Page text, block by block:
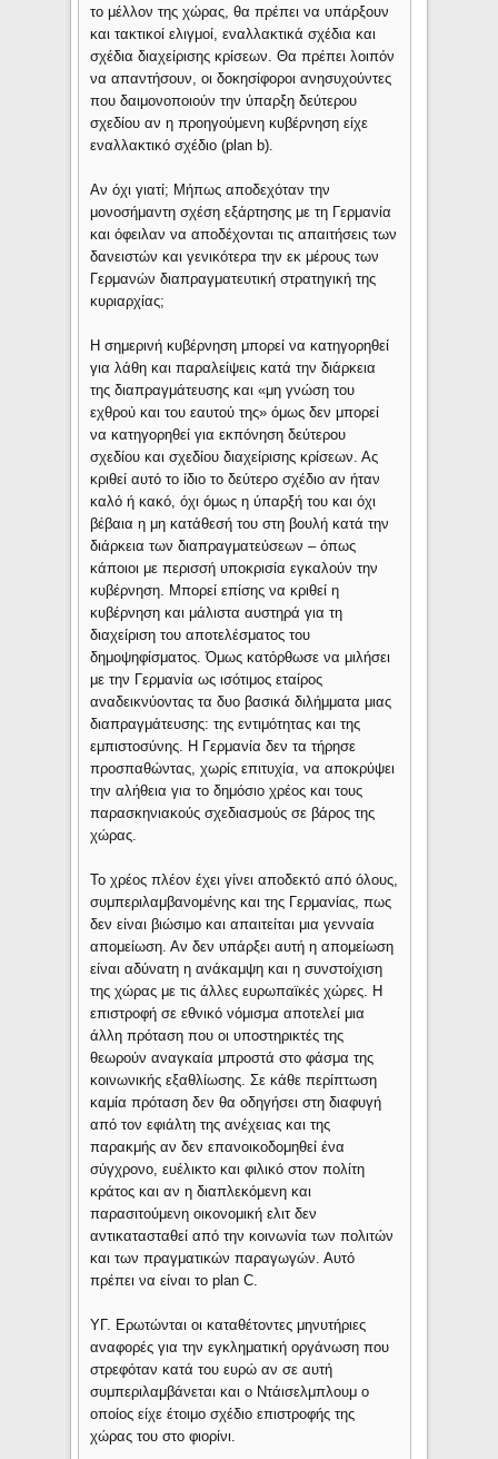
το μέλλον της χώρας, θα πρέπει να υπάρξουν
και τακτικοί ελιγμοί, εναλλακτικά σχέδια και
σχέδια διαχείρισης κρίσεων. Θα πρέπει λοιπόν
να απαντήσουν, οι δοκησίφοροι ανησυχούντες
που δαιμονοποιούν την ύπαρξη δεύτερου
σχεδίου αν η προηγούμενη κυβέρνηση είχε
εναλλακτικό σχέδιο (plan b).
Αν όχι γιατί; Μήπως αποδεχόταν την
μονοσήμαντη σχέση εξάρτησης με τη Γερμανία
και όφειλαν να αποδέχονται τις απαιτήσεις των
δανειστών και γενικότερα την εκ μέρους των
Γερμανών διαπραγματευτική στρατηγική της
κυριαρχίας;
Η σημερινή κυβέρνηση μπορεί να κατηγορηθεί
για λάθη και παραλείψεις κατά την διάρκεια
της διαπραγμάτευσης και «μη γνώση του
εχθρού και του εαυτού της» όμως δεν μπορεί
να κατηγορηθεί για εκπόνηση δεύτερου
σχεδίου και σχεδίου διαχείρισης κρίσεων. Ας
κριθεί αυτό το ίδιο το δεύτερο σχέδιο αν ήταν
καλό ή κακό, όχι όμως η ύπαρξή του και όχι
βέβαια η μη κατάθεσή του στη βουλή κατά την
διάρκεια των διαπραγματεύσεων – όπως
κάποιοι με περισσή υποκρισία εγκαλούν την
κυβέρνηση. Μπορεί επίσης να κριθεί η
κυβέρνηση και μάλιστα αυστηρά για τη
διαχείριση του αποτελέσματος του
δημοψηφίσματος. Όμως κατόρθωσε να μιλήσει
με την Γερμανία ως ισότιμος εταίρος
αναδεικνύοντας τα δυο βασικά διλήμματα μιας
διαπραγμάτευσης: της εντιμότητας και της
εμπιστοσύνης. Η Γερμανία δεν τα τήρησε
προσπαθώντας, χωρίς επιτυχία, να αποκρύψει
την αλήθεια για το δημόσιο χρέος και τους
παρασκηνιακούς σχεδιασμούς σε βάρος της
χώρας.
Το χρέος πλέον έχει γίνει αποδεκτό από όλους,
συμπεριλαμβανομένης και της Γερμανίας, πως
δεν είναι βιώσιμο και απαιτείται μια γενναία
απομείωση. Αν δεν υπάρξει αυτή η απομείωση
είναι αδύνατη η ανάκαμψη και η συνστοίχιση
της χώρας με τις άλλες ευρωπαϊκές χώρες. Η
επιστροφή σε εθνικό νόμισμα αποτελεί μια
άλλη πρόταση που οι υποστηρικτές της
θεωρούν αναγκαία μπροστά στο φάσμα της
κοινωνικής εξαθλίωσης. Σε κάθε περίπτωση
καμία πρόταση δεν θα οδηγήσει στη διαφυγή
από τον εφιάλτη της ανέχειας και της
παρακμής αν δεν επανοικοδομηθεί ένα
σύγχρονο, ευέλικτο και φιλικό στον πολίτη
κράτος και αν η διαπλεκόμενη και
παρασιτούμενη οικονομική ελιτ δεν
αντικατασταθεί από την κοινωνία των πολιτών
και των πραγματικών παραγωγών. Αυτό
πρέπει να είναι το plan C.
ΥΓ. Ερωτώνται οι καταθέτοντες μηνυτήριες
αναφορές για την εγκληματική οργάνωση που
στρεφόταν κατά του ευρώ αν σε αυτή
συμπεριλαμβάνεται και ο Ντάισελμπλουμ ο
οποίος είχε έτοιμο σχέδιο επιστροφής της
χώρας του στο φιορίνι.